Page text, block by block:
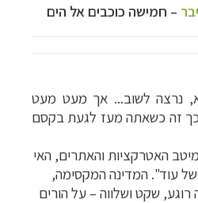
– חמישה כוכבים אל הים
נרצה לשוב... אך מעט מעט
כך זה כשאתה מעז לגעת בקסם
האטרקציות והאתרים, האי
עוד". המדינה המקסימה,
רוגע, שקט ושלווה– על הורים